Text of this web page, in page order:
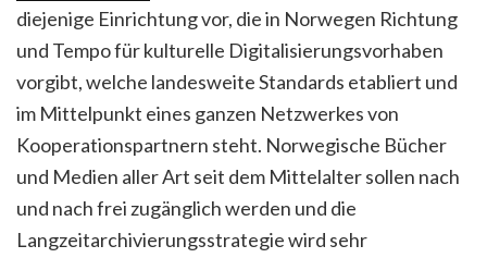
diejenige Einrichtung vor, die in Norwegen Richtung
und Tempo für kulturelle Digitalisierungsvorhaben
vorgibt, welche landesweite Standards etabliert und
im Mittelpunkt eines ganzen Netzwerkes von
Kooperationspartnern steht. Norwegische Bücher
und Medien aller Art seit dem Mittelalter sollen nach
und nach frei zugänglich werden und die
Langzeitarchivierungsstrategie wird sehr